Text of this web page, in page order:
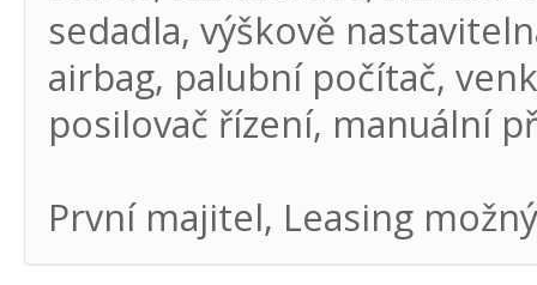
sedadla, výškově
airbag, palubní počítač,
posilovač řízení, manuální
První majitel, Leasing